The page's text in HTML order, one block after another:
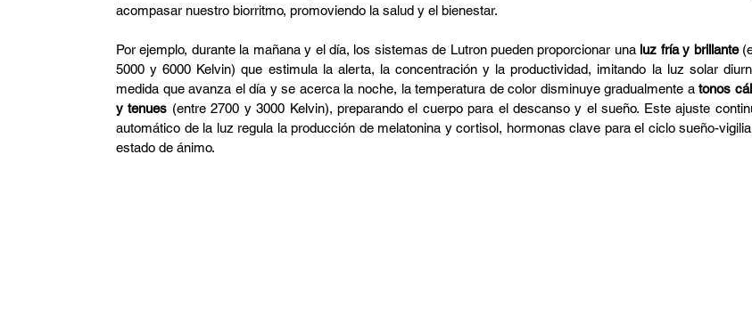
acompasar nuestro biorritmo, promoviendo la salud y el bienestar.
Por ejemplo, durante la mañana y el día, los sistemas de Lutron pueden proporcionar una luz fría y brillante
5000 y 6000 Kelvin) que estimula la alerta, la concentración y la productividad, imitando la luz solar
medida que avanza el día y se acerca la noche, la temperatura de color disminuye gradualmente a tonos
y tenues (entre 2700 y 3000 Kelvin), preparando el cuerpo para el descanso y el sueño. Este ajuste
automático de la luz regula la producción de melatonina y cortisol, hormonas clave para el ciclo sueño-
estado de ánimo.